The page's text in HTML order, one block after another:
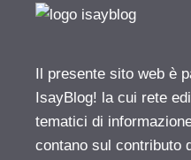
Il presente sito web è
IsayBlog! la cui rete
tematici di
contano sul contributo